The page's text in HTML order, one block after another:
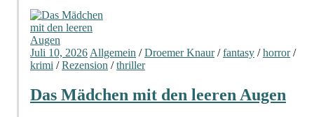
Juli 10, 2026 Allgemein /Droemer Knaur/fantasy /horror/
krimi /Rezension /thriller
Das Mädchen mit den leeren Augen